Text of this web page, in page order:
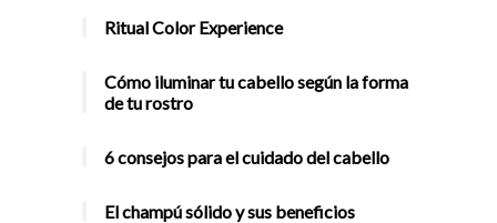
Ritual Color Experience
Cómo iluminar tu cabello según la forma
de tu rostro
6 consejos para el cuidado del cabello
El champú sólido y sus beneficios